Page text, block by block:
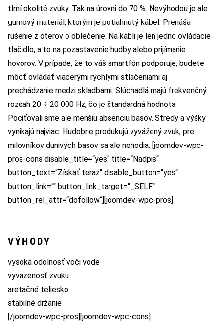
tlmí okolité zvuky. Tak na úrovni do 70 %. Nevýhodou je ale
gumový materiál, ktorým je potiahnutý kábel. Prenáša
rušenie z oterov o oblečenie. Na kábli je len jedno ovládacie
tlačidlo, a to na pozastavenie hudby alebo prijímanie
hovorov. V prípade, že to váš smartfón podporuje, budete
môcť ovládať viacerými rýchlymi stlačeniami aj
prechádzanie medzi skladbami. Slúchadlá majú frekvenčný
rozsah 20 ÷ 20 000 Hz, čo je štandardná hodnota.
Pociťovali sme ale menšiu absenciu basov. Stredy a výšky
vynikajú najviac. Hudobne produkujú vyvážený zvuk, pre
milovníkov dunivých basov sa ale nehodia. [joomdev-wpc-
pros-cons disable_title=“yes“ title=“Nadpis“
button_text=“Získať teraz“ disable_button=“yes“
button_link=““ button_link_target=“_SELF“
button_rel_attr=“dofollow“][joomdev-wpc-pros]
VÝHODY
vysoká odolnosť voči vode
vyváženosť zvuku
aretačné teliesko
stabilné držanie
[/joomdev-wpc-pros][joomdev-wpc-cons]